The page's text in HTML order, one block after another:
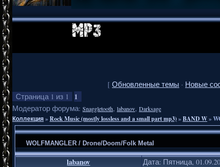
[ Обновленные темы · Новые
Страница 1 из 1 1
Модератор форума: Snaggletooth, labanov, Darksage
Коллекция»Rock Music (mostly lossless and a small part mp3)»BAND W»
WOLFMANGLER / Drone/Doom/Folk Metal
labanov Дата: Пятница,